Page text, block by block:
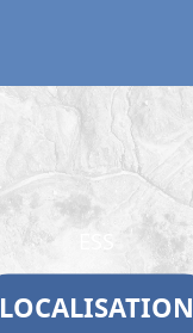
LOCALISATION